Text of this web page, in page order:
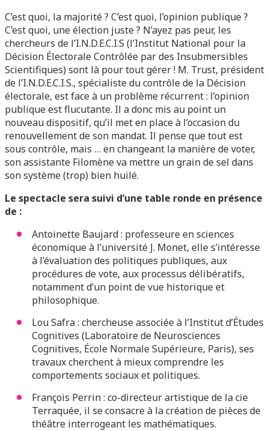
C’est quoi, la majorité ? C’est quoi, l’opinion publique ?
C’est quoi, une élection juste ? N’ayez pas peur, les
chercheurs de l’I.N.D.E.C.I.S (l’Institut National pour la
Décision ÉlectoraleContrôlée par des Insubmersibles
Scientifiques) sont là pour tout gérer ! M. Trust, président
de l’I.N.D.E.C.I.S., spécialiste du contrôle de la Décision
électorale, est face à un problème récurrent : l’opinion
publique est flucutante. Il a donc mis au point un
nouveau dispositif, qu’il met en place à l’occasion du
renouvellement de son mandat. Il pense que tout est
sous contrôle, mais … en changeant la manière de voter,
son assistante Filomène va mettre un grain de sel dans
son système (trop) bien huilé.
Le spectacle sera suivi d’une table ronde en présence
de :
Antoinette Baujard : professeure en sciences
économique à l’université J. Monet, elle s’intéresse
à l’évaluation des politiques publiques, aux
procédures de vote, aux processus délibératifs,
notamment d’un point de vue historique et
philosophique.
Lou Safra : chercheuse associée à l’Institut d’Études
Cognitives (Laboratoire de Neurosciences
Cognitives, École Normale Supérieure, Paris), ses
travaux cherchent à mieux comprendre les
comportements sociaux et politiques.
François Perrin : co-directeur artistique de la cie
Terraquée, il se consacre à la création de pièces de
théâtre interrogeant les mathématiques.